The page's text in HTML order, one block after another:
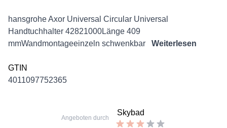
Description
hansgrohe Axor Universal Circular Universal
Handtuchhalter 42821000Länge 409
mmWandmontageeinzeln schwenkbar
Weiterlesen
GTIN
4011097752365
Angeboten durch
Skybad